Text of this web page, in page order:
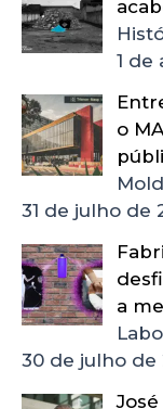
1 de
o
31 de julho de
a
30 de julho de